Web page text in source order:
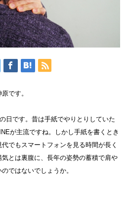
です。
日です。昔は手紙でやりとりしていた
が主流ですね。しかし手紙を書くとき
でもスマートフォンを見る時間が長く
とは裏腹に、長年の姿勢の蓄積で肩や
ではないでしょうか。